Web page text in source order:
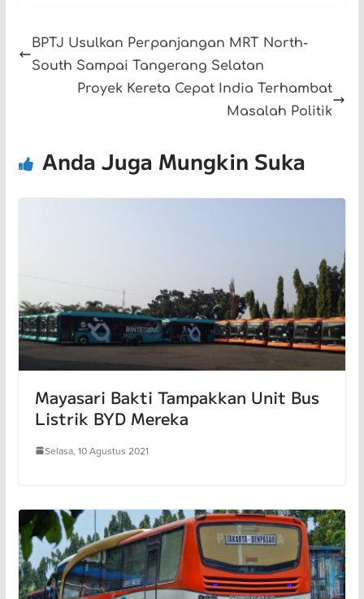
BPTJ Usulkan Perpanjangan MRT North-
South Sampai Tangerang Selatan
Proyek Kereta Cepat India Terhambat
Masalah Politik
Anda Juga Mungkin Suka
Mayasari Bakti Tampakkan Unit Bus
Listrik BYD Mereka
Selasa, 10 Agustus 2021